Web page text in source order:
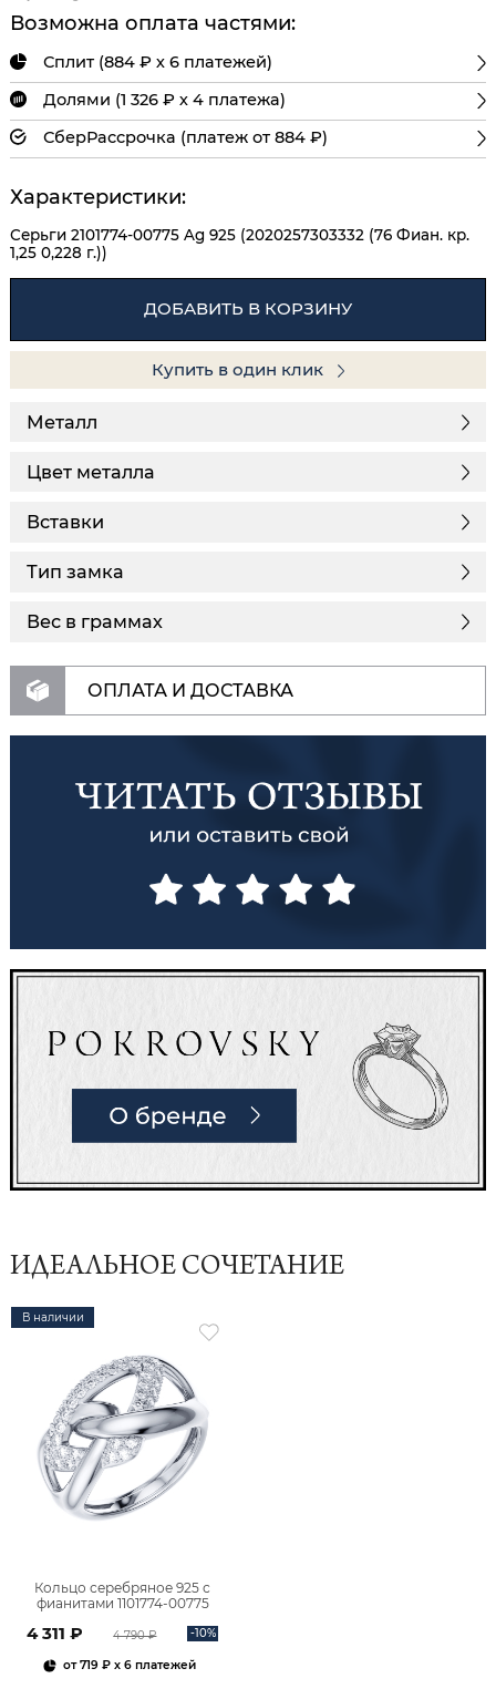
Возможна оплата частями:
Сплит (884 ₽ х 6 платежей)
Долями (1 326 ₽ х 4 платежа)
СберРассрочка (платеж от 884 ₽)
Характеристики:
Серьги 2101774-00775 Ag 925 (2020257303332 (76 Фиан. кр.
1,25 0,228 г.))
ДОБАВИТЬ В КОРЗИНУ
Купить в один клик
Металл
Цвет металла
Вставки
Тип замка
Вес в граммах
ОПЛАТА И ДОСТАВКА
ИДЕАЛЬНОЕ СОЧЕТАНИЕ
В наличии
Кольцо серебряное 925 с
фианитами 1101774-00775
4 311 ₽ 4 790 ₽ -10%
от719 ₽x 6 платежей